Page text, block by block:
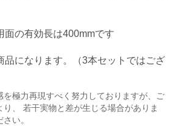
面の有効長は400mmです
品になります。（3本セットではござ
極力再現すべく努力しておりますが、ご
、 若干実物と差が生じる場合がありま
い。